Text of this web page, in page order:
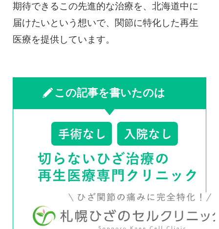
期待できるこの先進的な治療を、北海道中に
届けたいという想いで、関節に特化した再生
医療を提供しています。
この記事を書いたのは